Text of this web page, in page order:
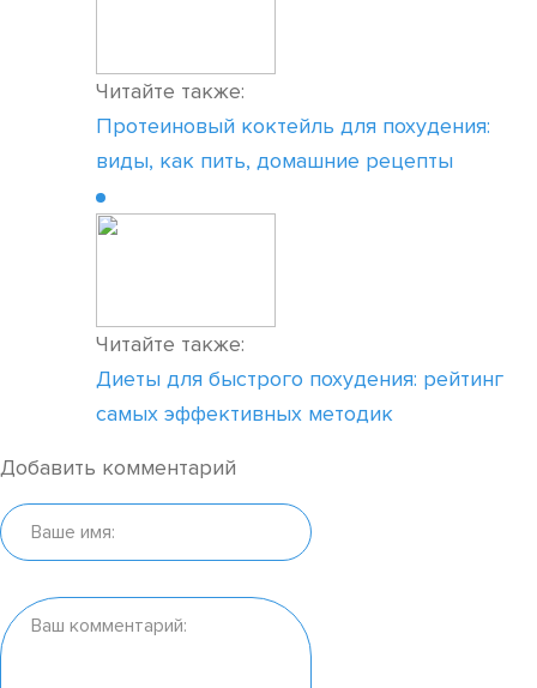
Читайте также:
Протеиновый коктейль для похудения:
виды, как пить, домашние рецепты
Читайте также:
Диеты для быстрого похудения: рейтинг
самых эффективных методик
Добавить комментарий